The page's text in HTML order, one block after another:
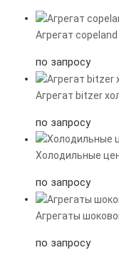
Агрегат
по запросу
Агрегат bitzer
по запросу
Холодильные
по запросу
Агрегаты
по запросу